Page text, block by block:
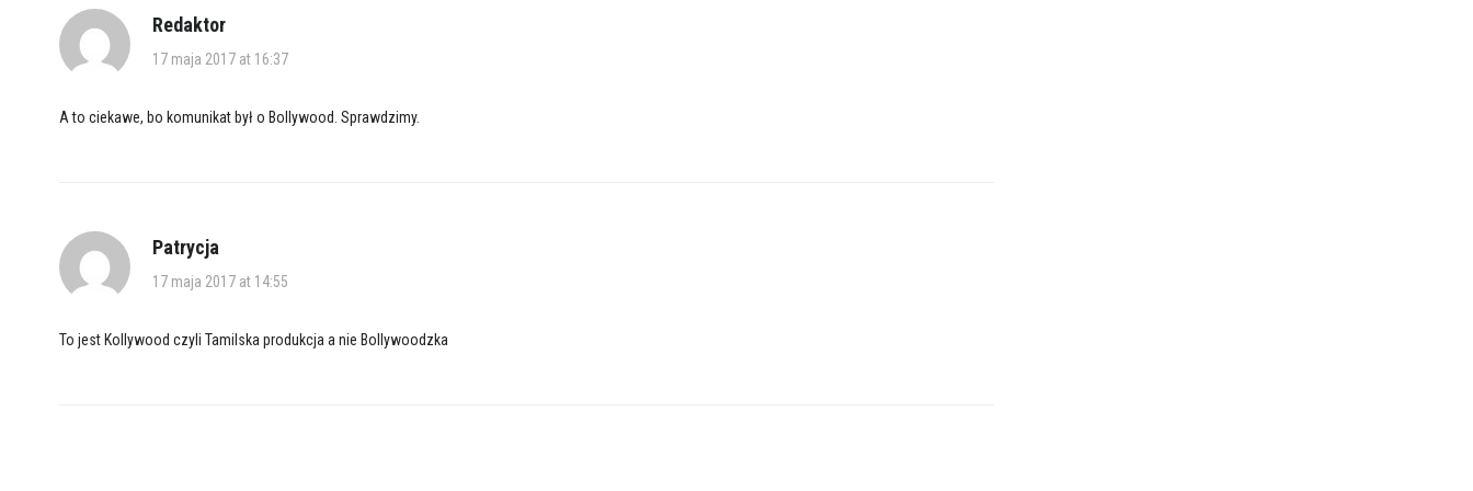
Redaktor
17 maja 2017 at 16:37
A to ciekawe, bo komunikat był o Bollywood. Sprawdzimy.
Patrycja
17 maja 2017 at 14:55
To jest Kollywood czyli Tamilska produkcja a nie Bollywoodzka